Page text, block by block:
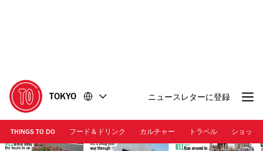
に
移
動
移
動
TOKYO ニュースレターに登録
THINGS TO DO フード＆ドリンク カルチャー トラベル ショッピ